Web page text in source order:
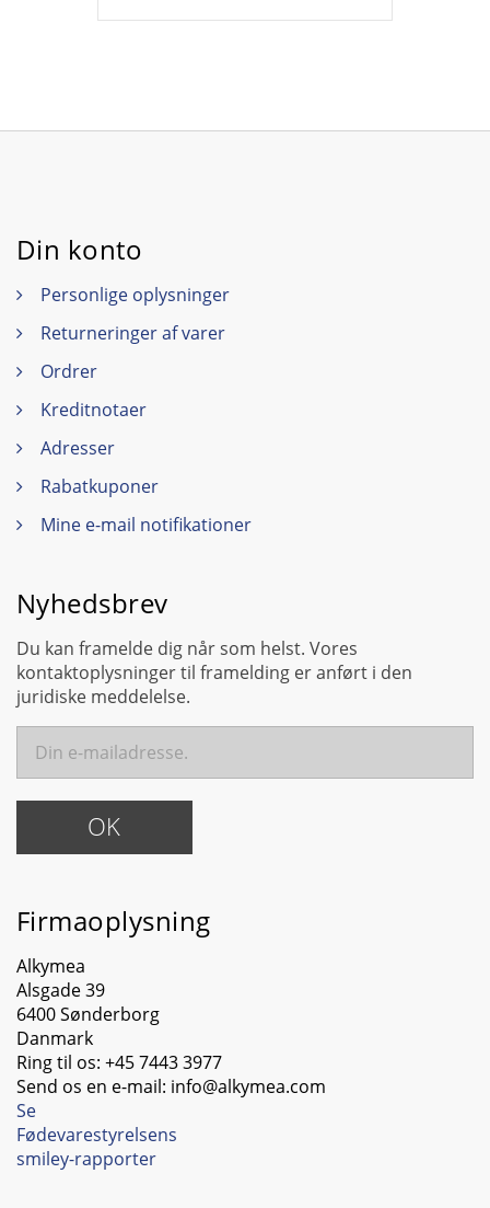
Din konto
Personlige oplysninger
Returneringer af varer
Ordrer
Kreditnotaer
Adresser
Rabatkuponer
Mine e-mail notifikationer
Nyhedsbrev
Du kan framelde dig når som helst. Vores
kontaktoplysninger til framelding er anført i den
juridiske meddelelse.
Firmaoplysning
Alkymea
Alsgade 39
6400 Sønderborg
Danmark
Ring til os: +45 7443 3977
Send os en e-mail: info@alkymea.com
Se
Fødevarestyrelsens
smiley-rapporter